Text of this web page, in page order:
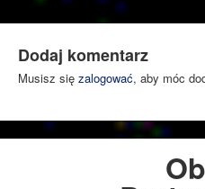
Dodaj komentarz
Musisz się zalogować, aby móc